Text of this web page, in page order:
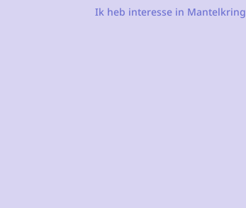
Ik heb interesse in Mantelkring